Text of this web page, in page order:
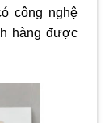
công nghệ
hàng được